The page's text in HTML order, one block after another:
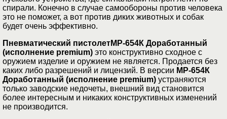
спирали. Конечно в случае самообороны против человека
это не поможет, а вот против диких животных и собак
будет очень эффективно.
Пневматический пистолетМР-654К Доработанный
(исполнение premium) это конструктивно сходное с
оружием изделие и оружием не является. Продается без
каких либо разрешений и лицензий. В версии МР-654К
Доработанный (исполнение premium) устраняются
только заводские недочеты, внешний вид становится
более интересным и никаких конструктивных изменений
не производится.